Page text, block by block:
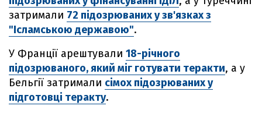
затримали 72 підозрюваних у зв'язках з
"Ісламською державою".
У Франції арештували 18-річного
підозрюваного, який міг готувати теракти, а у
Бельгії затримали сімох підозрюваних у
підготовці теракту.